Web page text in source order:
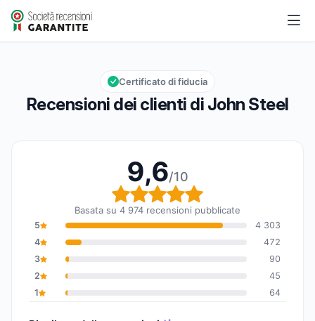
John Steel
Valutazione globale: 9,6 su 10
9,6/10
Recensioni dei clienti di John Steel
Certificato di fiducia
9,6/10
Valutazione globale:
Basata su 4 974 recensioni pubblicate
5
4 303
4
472
3
90
2
45
1
64